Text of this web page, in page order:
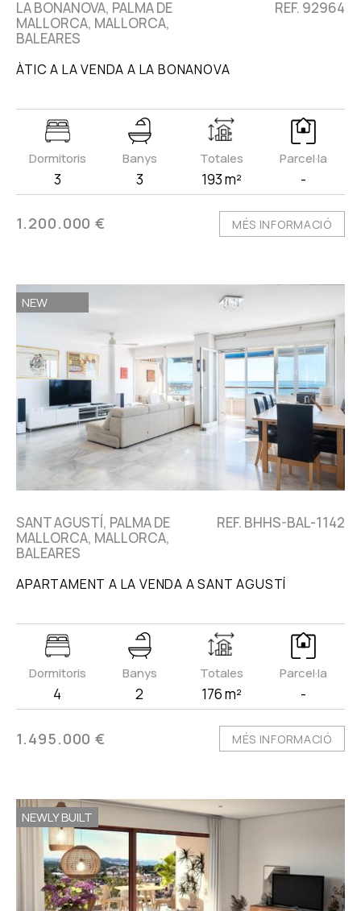
LA BONANOVA, PALMA DE
MALLORCA, MALLORCA,
BALEARES
REF. 92964
ÀTIC A LA VENDA A LA BONANOVA
Dormitoris
3
Banys
3
Totales
193 m²
Parcel·la
-
1.200.000 € MÉS INFORMACIÓ
NEW
SANT AGUSTÍ, PALMA DE
MALLORCA, MALLORCA,
BALEARES
REF. BHHS-BAL-1142
APARTAMENT A LA VENDA A SANT AGUSTÍ
Dormitoris
4
Banys
2
Totales
176 m²
Parcel·la
-
1.495.000 € MÉS INFORMACIÓ
NEWLY BUILT